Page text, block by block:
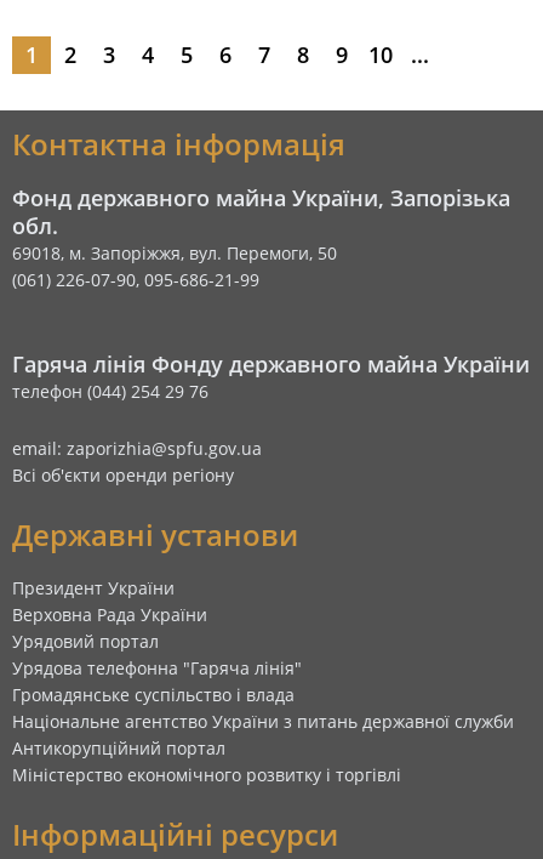
1 2 3 4 5 6 7 8 9 10 ...
Контактна інформація
Фонд державного майна України, Запорізька
обл.
69018, м. Запоріжжя, вул. Перемоги, 50
(061) 226-07-90, 095-686-21-99
Гаряча лінія Фонду державного майна України
телефон (044) 254 29 76
email: zaporizhia@spfu.gov.ua
Всі об'єкти оренди регіону
Державні установи
Президент України
Верховна Рада України
Урядовий портал
Урядова телефонна "Гаряча лінія"
Громадянське суспільство і влада
Національне агентство України з питань державної служби
Антикорупційний портал
Міністерство економічного розвитку і торгівлі
Інформаційні ресурси